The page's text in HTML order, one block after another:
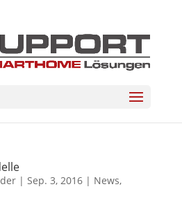
| Sep. 3, 2016| News,